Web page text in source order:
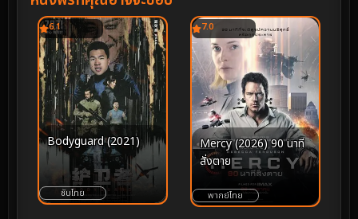
6.1
Bodyguard (2021)
ซับไทย
7.0
Mercy (2026) 90 นาที
สั่งตาย
พากย์ไทย